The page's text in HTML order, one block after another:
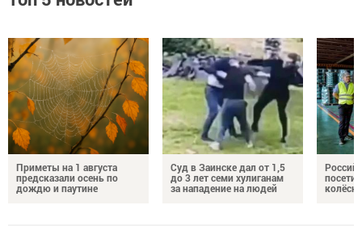
Приметы на 1 августа
предсказали осень по
дождю и паутине
Суд в Заинске дал от 1,5
до 3 лет семи хулиганам
за нападение на людей